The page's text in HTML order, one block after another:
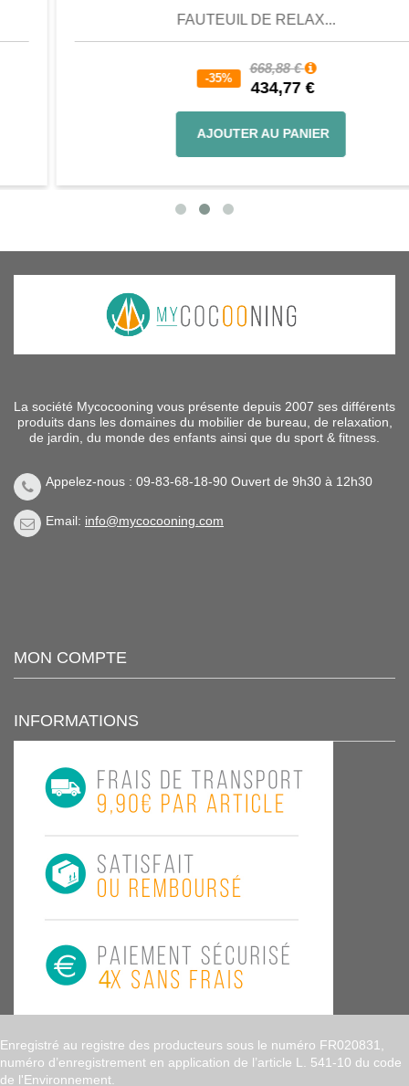
FAUTEUIL DE RELAX...
668,88 €
434,77 €
AJOUTER AU PANIER
La société Mycocooning vous présente depuis 2007 ses différents
produits dans les domaines du mobilier de bureau, de relaxation,
de jardin, du monde des enfants ainsi que du sport & fitness.
Appelez-nous : 09-83-68-18-90 Ouvert de 9h30 à 12h30
Email: info@mycocooning.com
MON COMPTE
INFORMATIONS
Enregistré au registre des producteurs sous le numéro FR020831,
numéro d’enregistrement en application de l’article L. 541-10 du code
de l'Environnement.